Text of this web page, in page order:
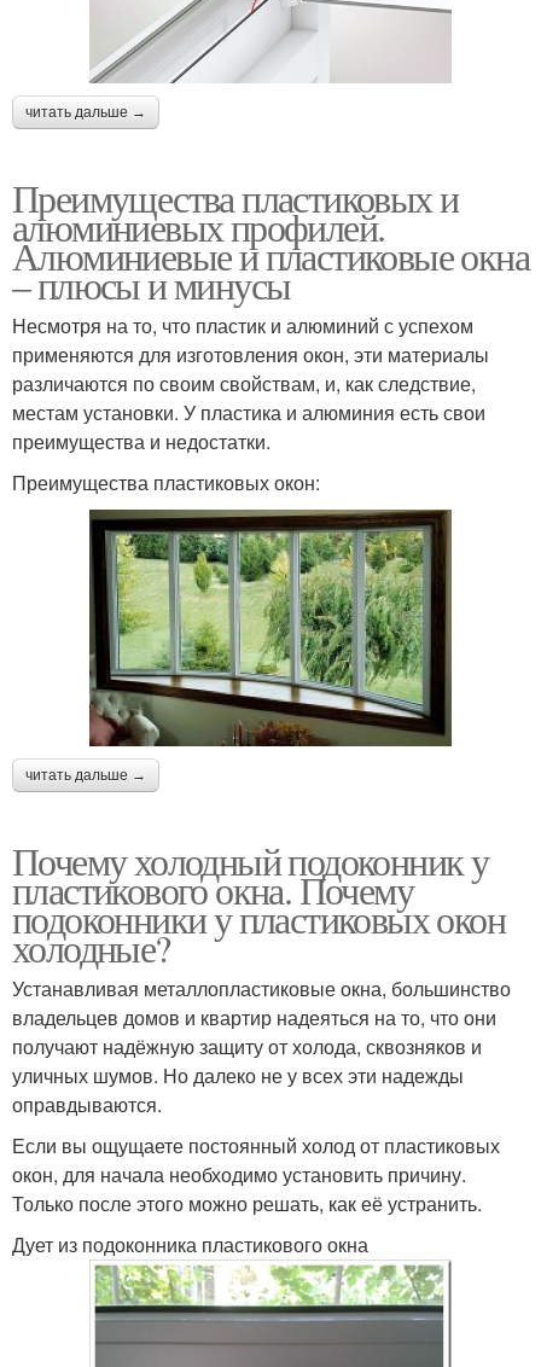
читать дальше →
Преимущества пластиковых и
алюминиевых профилей.
Алюминиевые и пластиковые окна
– плюсы и минусы
Несмотря на то, что пластик и алюминий с успехом
применяются для изготовления окон, эти материалы
различаются по своим свойствам, и, как следствие,
местам установки. У пластика и алюминия есть свои
преимущества и недостатки.
Преимущества пластиковых окон:
читать дальше →
Почему холодный подоконник у
пластикового окна. Почему
подоконники у пластиковых окон
холодные?
Устанавливая металлопластиковые окна, большинство
владельцев домов и квартир надеяться на то, что они
получают надёжную защиту от холода, сквозняков и
уличных шумов. Но далеко не у всех эти надежды
оправдываются.
Если вы ощущаете постоянный холод от пластиковых
окон, для начала необходимо установить причину.
Только после этого можно решать, как её устранить.
Дует из подоконника пластикового окна